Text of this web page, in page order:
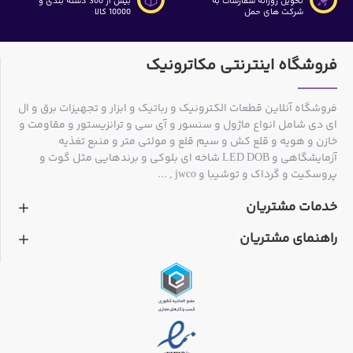
شرکت های حمل
10000 کالا
فروشگاه اینترنتی مکاترونیک
فروشگاه آنلاین قطعات الکترونیک و رباتیک و ابزار و تجهیزات برق و ال
ای دی شامل انواع ماژول و سنسور و آی سی و ترانزیستور و مقاومت و
خازن و هویه و قلع کش و سیم قلع و مولتی متر و منبع تغذیه
آزمایشگاهی و LED DOB شاخه ای بلوکی و برندهایی مثل گوت و
پروسکیت و گرداک و توشیبا و jwco , ...
خدمات مشتریان
راهنمای مشتریان